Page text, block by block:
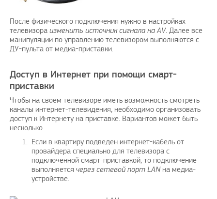
После физического подключения нужно в настройках
телевизора изменить источник сигнала наAV. Далее все
манипуляции по управлению телевизором выполняются с
ДУ-пульта от медиа-приставки.
Доступ в Интернет при помощи смарт-
приставки
Чтобы на своем телевизоре иметь возможность смотреть
каналы интернет-телевидения, необходимо организовать
доступ к Интернету на приставке. Вариантов может быть
несколько.
Если в квартиру подведен интернет-кабель от
провайдера специально для телевизора с
подключенной смарт-приставкой, то подключение
выполняется через сетевой порт LANна медиа-
устройстве.